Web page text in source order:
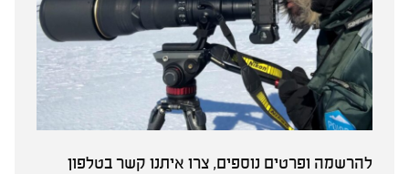
להרשמה ופרטים נוספים, צרו איתנו קשר בטלפון